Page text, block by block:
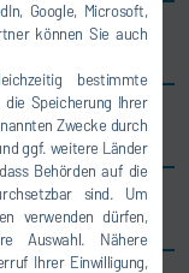
Google, Microsoft,
können Sie auch
bestimmte
die Speicherung Ihrer
Zwecke durch
ggf. weitere Länder
Behörden auf die
sind. Um
verwenden dürfen,
Auswahl. Nähere
Ihrer Einwilligung,